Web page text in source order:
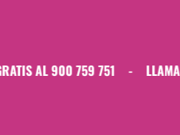
900 759 751 - LLAMA